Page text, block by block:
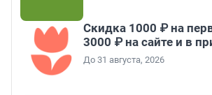
Скидка 1000 ₽ на
3000 ₽ на сайте и в
До 31 августа, 2026